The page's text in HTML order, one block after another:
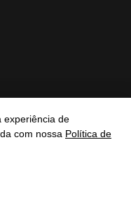
experiência de
com nossa Política de